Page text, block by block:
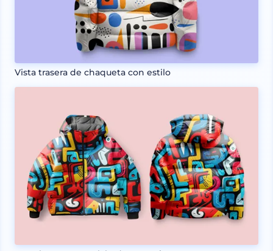
Vista trasera de chaqueta con estilo